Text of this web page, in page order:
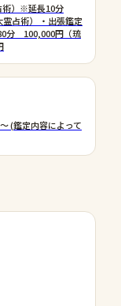
術）※延長10分
占術） ・出張鑑定
分 100,000円（琉
(鑑定内容によって